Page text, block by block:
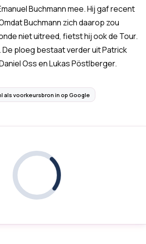
Buchmann mee. Hij gaf recent
Buchmann zich daarop zou
niet uitreed, fietst hij ook de Tour.
De ploeg bestaat verder uit Patrick
Oss en Lukas Pöstlberger.
als voorkeursbron in op Google